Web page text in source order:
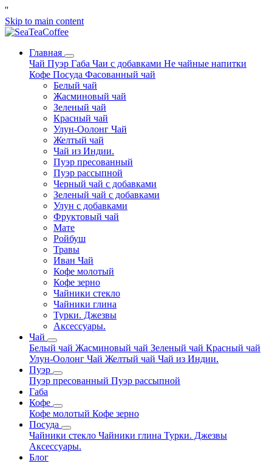
''
Skip to main content
Главная
Чай Пуэр Габа Чаи с добавками Не чайные напитки
Кофе Посуда Фасованный чай
Белый чай
Жасминовый чай
Зеленый чай
Красный чай
Улун-Оолонг Чай
Желтый чай
Чай из Индии.
Пуэр пресованный
Пуэр рассыпной
Черный чай с добавками
Зеленый чай с добавками
Улун с добавками
Фруктовый чай
Мате
Ройбуш
Травы
Иван Чай
Кофе молотый
Кофе зерно
Чайники стекло
Чайники глина
Турки. Джезвы
Аксессуары.
Чай
Белый чай Жасминовый чай Зеленый чай Красный чай
Улун-Оолонг Чай Желтый чай Чай из Индии.
Пуэр
Пуэр пресованный Пуэр рассыпной
Габа
Кофе
Кофе молотый Кофе зерно
Посуда
Чайники стекло Чайники глина Турки. Джезвы
Аксессуары.
Блог